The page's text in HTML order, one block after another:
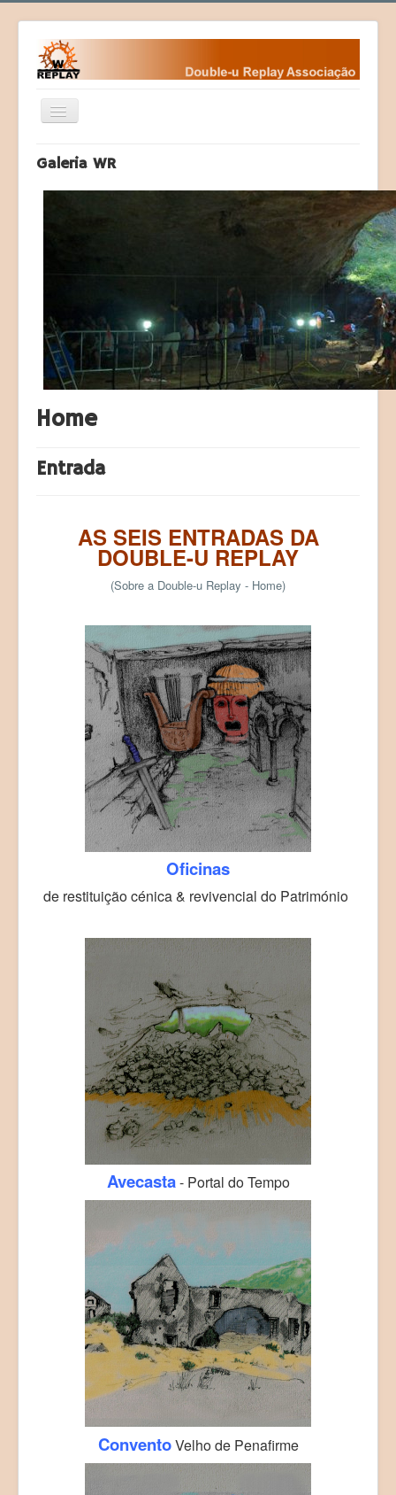
Ativar/Desativar
navegação
Home
Eventos
Courses (Cursos)
Programas
Sociedade
Products (Produtos)
Registration (Registo)
Galeria WR
Home
Entrada
AS SEIS ENTRADAS DA
DOUBLE-U REPLAY
(Sobre a Double-u Replay - Home)
Oficinas
de restituição cénica & revivencial do Património
Avecasta- Portal do Tempo
ConventoVelho de Penafirme